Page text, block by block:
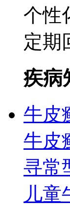
个性
定期
疾病
牛皮
牛皮
寻常
儿童